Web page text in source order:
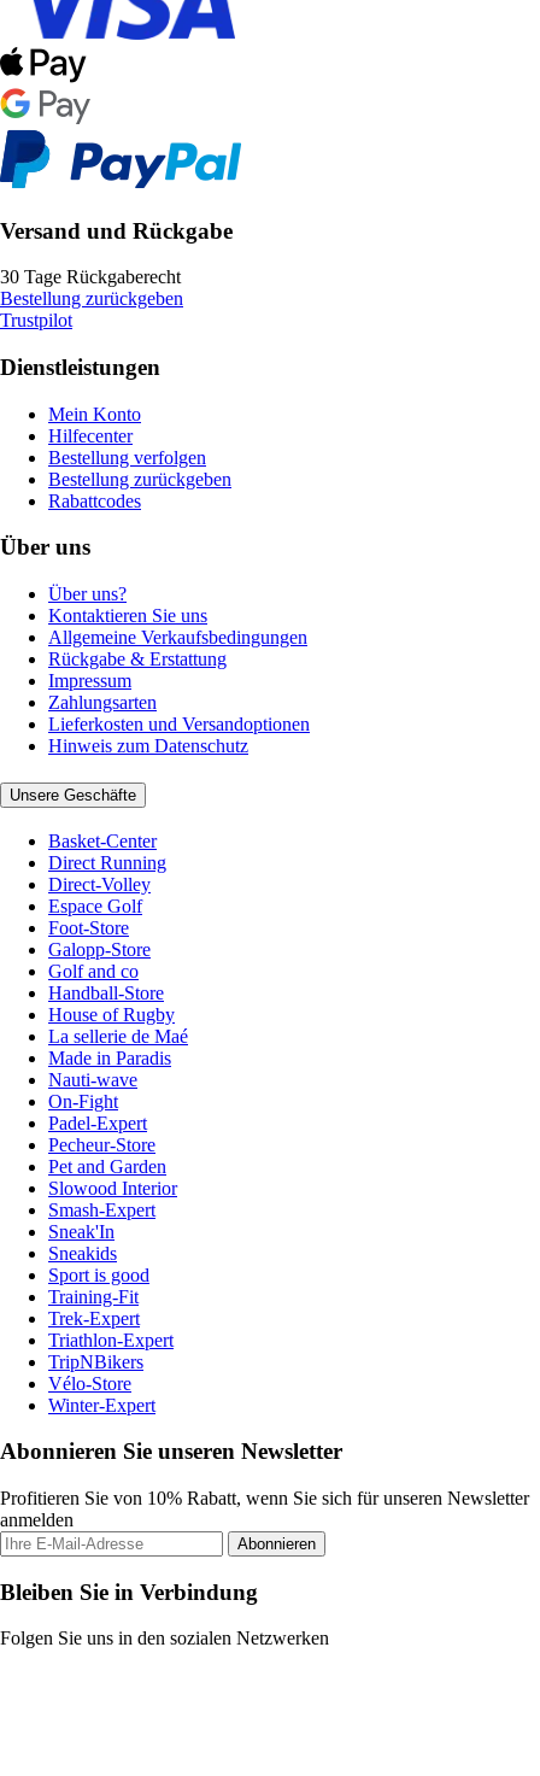
Versand und Rückgabe
30 Tage Rückgaberecht
Bestellung zurückgeben
Trustpilot
Dienstleistungen
Mein Konto
Hilfecenter
Bestellung verfolgen
Bestellung zurückgeben
Rabattcodes
Über uns
Über uns?
Kontaktieren Sie uns
Allgemeine Verkaufsbedingungen
Rückgabe & Erstattung
Impressum
Zahlungsarten
Lieferkosten und Versandoptionen
Hinweis zum Datenschutz
Unsere Geschäfte
Basket-Center
Direct Running
Direct-Volley
Espace Golf
Foot-Store
Galopp-Store
Golf and co
Handball-Store
House of Rugby
La sellerie de Maé
Made in Paradis
Nauti-wave
On-Fight
Padel-Expert
Pecheur-Store
Pet and Garden
Slowood Interior
Smash-Expert
Sneak'In
Sneakids
Sport is good
Training-Fit
Trek-Expert
Triathlon-Expert
TripNBikers
Vélo-Store
Winter-Expert
Abonnieren Sie unseren Newsletter
Profitieren Sie von 10% Rabatt, wenn Sie sich für unseren Newsletter
anmelden
Abonnieren
Bleiben Sie in Verbindung
Folgen Sie uns in den sozialen Netzwerken